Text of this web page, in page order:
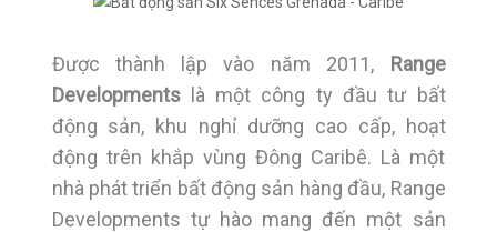
Được thành lập vào năm 2011, Range
Developmentslà một công ty đầu tư bất
động sản, khu nghỉ dưỡng cao cấp, hoạt
động trên khắp vùng Đông Caribê. Là một
nhà phát triển bất động sản hàng đầu, Range
Developments tự hào mang đến một sản